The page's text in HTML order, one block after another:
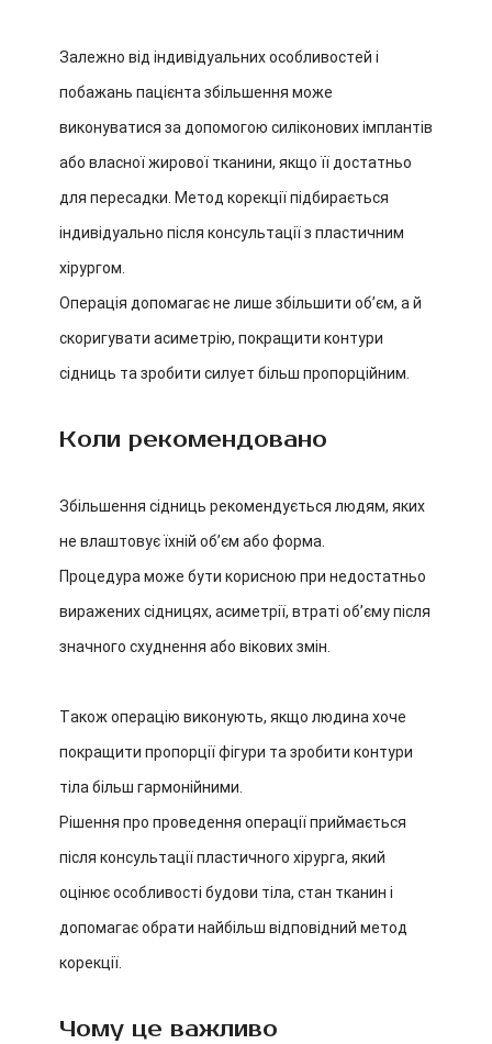
Залежно від індивідуальних особливостей і
побажань пацієнта збільшення може
виконуватися за допомогою силіконових імплантів
або власної жирової тканини, якщо її достатньо
для пересадки. Метод корекції підбирається
індивідуально після консультації з пластичним
хірургом.
Операція допомагає не лише збільшити об’єм, а й
скоригувати асиметрію, покращити контури
сідниць та зробити силует більш пропорційним.
Коли рекомендовано
Збільшення сідниць рекомендується людям, яких
не влаштовує їхній об’єм або форма.
Процедура може бути корисною при недостатньо
виражених сідницях, асиметрії, втраті об’єму після
значного схуднення або вікових змін.
Також операцію виконують, якщо людина хоче
покращити пропорції фігури та зробити контури
тіла більш гармонійними.
Рішення про проведення операції приймається
після консультації пластичного хірурга, який
оцінює особливості будови тіла, стан тканин і
допомагає обрати найбільш відповідний метод
корекції.
Чому це важливо